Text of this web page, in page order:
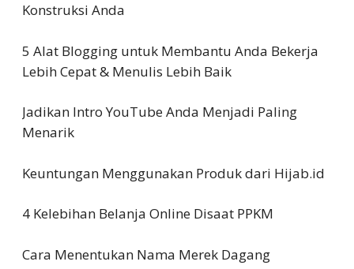
Konstruksi Anda
5 Alat Blogging untuk Membantu Anda Bekerja
Lebih Cepat & Menulis Lebih Baik
Jadikan Intro YouTube Anda Menjadi Paling
Menarik
Keuntungan Menggunakan Produk dari Hijab.id
4 Kelebihan Belanja Online Disaat PPKM
Cara Menentukan Nama Merek Dagang